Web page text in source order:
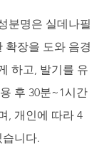
분명은 실데나필
확장을 도와 음경
하고, 발기를 유
후 30분~1시간
, 개인에 따라 4
니다.